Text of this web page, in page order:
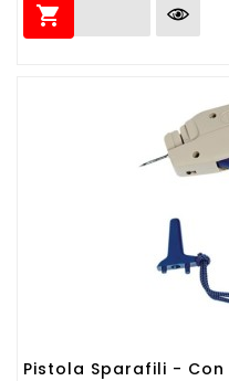

Pistola Sparafili - Con